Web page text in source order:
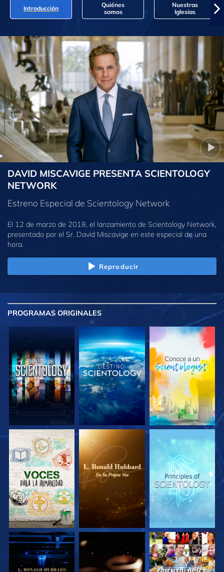
Introducción
Quiénes
somos
Nuestras
Iglesias
DAVID MISCAVIGE PRESENTA SCIENTOLOGY
NETWORK
Estreno Especial de Scientology Network
El 12 de marzo de 2018, el lanzamiento de Scientology Network,
presentado por el Sr. David Miscavige en este especial de una
hora.
Reproducir
PROGRAMAS ORIGINALES
EXPLORA LAS
SERIES
EXPLORA LAS
SERIES
EXPLORA LAS
SERIES
EXPLORA LAS
EXPLORA LAS
VE